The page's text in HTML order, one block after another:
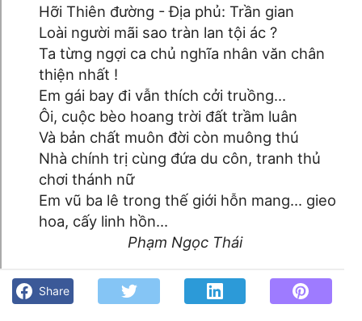
Hỡi Thiên đường - Địa phủ: Trần gian
Loài người mãi sao tràn lan tội ác ?
Ta từng ngợi ca chủ nghĩa nhân văn chân
thiện nhất !
Em gái bay đi vẫn thích cởi truồng...
Ôi, cuộc bèo hoang trời đất trầm luân
Và bản chất muôn đời còn muông thú
Nhà chính trị cùng đứa du côn, tranh thủ
chơi thánh nữ
Em vũ ba lê trong thế giới hỗn mang... gieo
hoa, cấy linh hồn...
Phạm Ngọc Thái
Chút gì để nhớ!
Share